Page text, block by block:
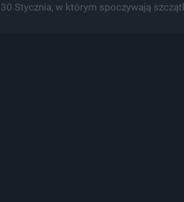
Stycznia, w którym spoczywają